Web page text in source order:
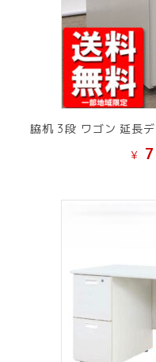
脇机 3段 ワゴン 延長
¥